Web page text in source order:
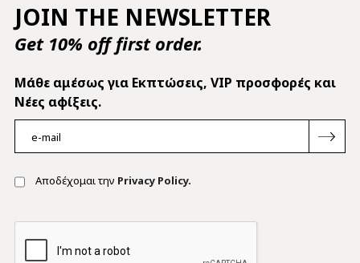
JOIN THE NEWSLETTER
Get 10% off first order.
Mάθε αμέσως για Εκπτώσεις, VIP προσφορές και
Νέες αφίξεις.
Αποδέχομαι την Privacy Policy.